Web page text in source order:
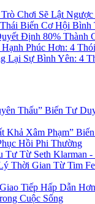
Chơi Sẽ Lật
Biến Cơ Hội Bình
Định 80% Thành
Phúc Hơn: 4
Lại Sự Bình Yên: 4
Thấu” Biến Tư
Khả Xâm Phạm”
Hồi Phi Thường
Tư Từ Seth Klarman
Thời Gian Từ Tim
Tiếp Hấp Dẫn
Cuộc Sống